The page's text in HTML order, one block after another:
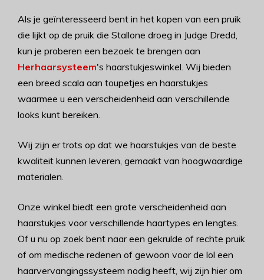
Als je geïnteresseerd bent in het kopen van een pruik
die lijkt op de pruik die Stallone droeg in Judge Dredd,
kun je proberen een bezoek te brengen aan
Herhaarsysteem's haarstukjeswinkel. Wij bieden
een breed scala aan toupetjes en haarstukjes
waarmee u een verscheidenheid aan verschillende
looks kunt bereiken.
Wij zijn er trots op dat we haarstukjes van de beste
kwaliteit kunnen leveren, gemaakt van hoogwaardige
materialen.
Onze winkel biedt een grote verscheidenheid aan
haarstukjes voor verschillende haartypes en lengtes.
Of u nu op zoek bent naar een gekrulde of rechte pruik
of om medische redenen of gewoon voor de lol een
haarvervangingssysteem nodig heeft, wij zijn hier om